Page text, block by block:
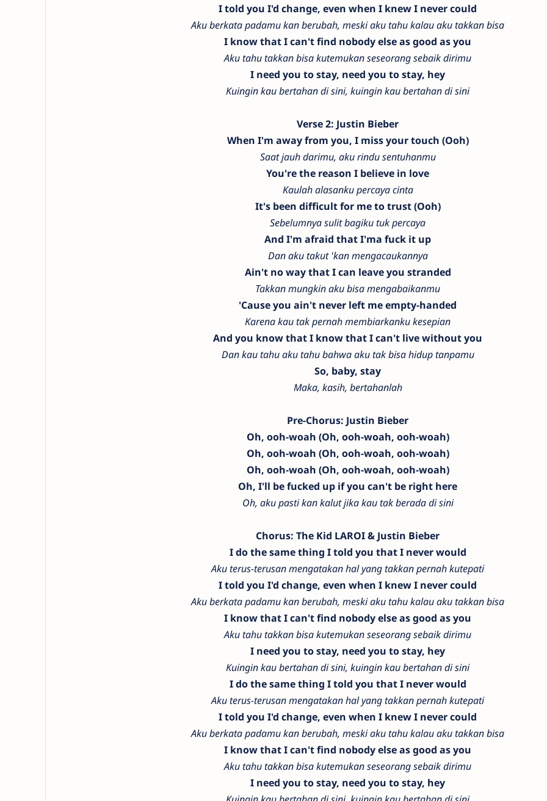
I told you I'd change, even when I knew I never could
Aku berkata padamu kan berubah, meski aku tahu kalau aku takkan bisa
I know that I can't find nobody else as good as you
Aku tahu takkan bisa kutemukan seseorang sebaik dirimu
I need you to stay, need you to stay, hey
Kuingin kau bertahan di sini, kuingin kau bertahan di sini
Verse 2: Justin Bieber
When I'm away from you, I miss your touch (Ooh)
Saat jauh darimu, aku rindu sentuhanmu
You're the reason I believe in love
Kaulah alasanku percaya cinta
It's been difficult for me to trust (Ooh)
Sebelumnya sulit bagiku tuk percaya
And I'm afraid that I'ma fuck it up
Dan aku takut 'kan mengacaukannya
Ain't no way that I can leave you stranded
Takkan mungkin aku bisa mengabaikanmu
'Cause you ain't never left me empty-handed
Karena kau tak pernah membiarkanku kesepian
And you know that I know that I can't live without you
Dan kau tahu aku tahu bahwa aku tak bisa hidup tanpamu
So, baby, stay
Maka, kasih, bertahanlah
Pre-Chorus: Justin Bieber
Oh, ooh-woah (Oh, ooh-woah, ooh-woah)
Oh, ooh-woah (Oh, ooh-woah, ooh-woah)
Oh, ooh-woah (Oh, ooh-woah, ooh-woah)
Oh, I'll be fucked up if you can't be right here
Oh, aku pasti kan kalut jika kau tak berada di sini
Chorus: The Kid LAROI & Justin Bieber
I do the same thing I told you that I never would
Aku terus-terusan mengatakan hal yang takkan pernah kutepati
I told you I'd change, even when I knew I never could
Aku berkata padamu kan berubah, meski aku tahu kalau aku takkan bisa
I know that I can't find nobody else as good as you
Aku tahu takkan bisa kutemukan seseorang sebaik dirimu
I need you to stay, need you to stay, hey
Kuingin kau bertahan di sini, kuingin kau bertahan di sini
I do the same thing I told you that I never would
Aku terus-terusan mengatakan hal yang takkan pernah kutepati
I told you I'd change, even when I knew I never could
Aku berkata padamu kan berubah, meski aku tahu kalau aku takkan bisa
I know that I can't find nobody else as good as you
Aku tahu takkan bisa kutemukan seseorang sebaik dirimu
I need you to stay, need you to stay, hey